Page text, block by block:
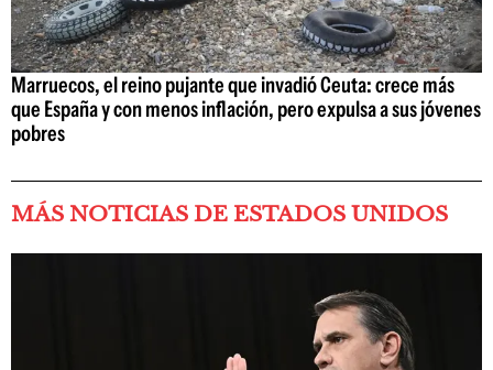
Marruecos, el reino pujante que invadió Ceuta: crece más
que España y con menos inflación, pero expulsa a sus jóvenes
pobres
MÁS NOTICIAS DE ESTADOS UNIDOS